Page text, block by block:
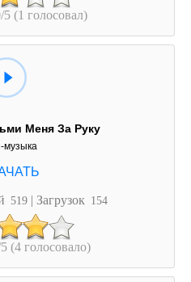
/5 (1 голосовал)
Меня За Руку
музыка
519 | Загрузок 154
(4 голосовало)